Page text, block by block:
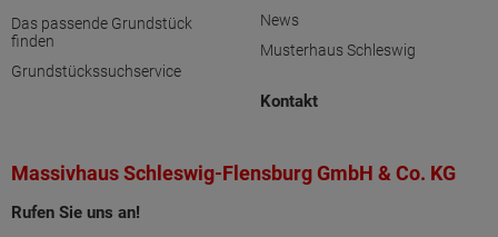
Das passende Grundstück
finden
Grundstückssuchservice
News
Musterhaus Schleswig
Kontakt
Massivhaus Schleswig-Flensburg GmbH & Co. KG
Rufen Sie uns an!